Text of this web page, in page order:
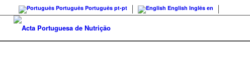
Português Português pt-pt English Inglês en